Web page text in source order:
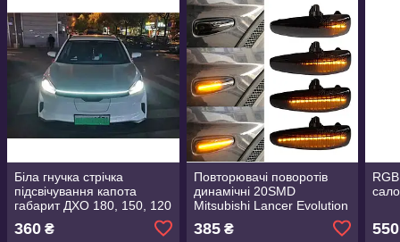
Біла гнучка стрічка
підсвічування капота
габарит ДХО 180, 150, 120
360 ₴
Повторювачі поворотів
динамічні 20SMD
Mitsubishi Lancer Evolution
Evo X Outlander XL Sport
RVR ASX Mirage
385₴ 550